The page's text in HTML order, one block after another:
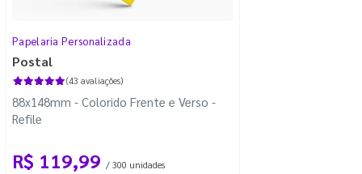
Papelaria Personalizada
Postal
(43 avaliações)
88x148mm - Colorido Frente e Verso -
Refile
R$ 119,99 / 300 unidades